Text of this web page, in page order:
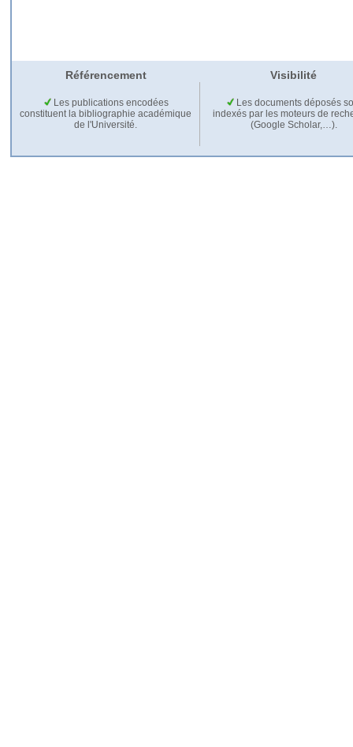
Référencement Visibilité
Les publications encodées
constituent la bibliographie académique
de l'Université.
Les documents déposés
indexés par les moteurs de
(Google Scholar,…).